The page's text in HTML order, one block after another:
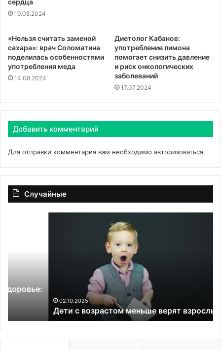
сердца
19.08.2024
«Нельзя считать заменой
сахара»: врач Соломатина
поделилась особенностями
употребления меда
14.08.2024
Диетолог Кабанов:
употребление лимона
помогает снизить давление
и риск онкологических
заболеваний
17.07.2024
Добавить комментарий
Для отправки комментария вам необходимо авторизоваться.
Случайные
Дети с возрастом меньше верят взрослым